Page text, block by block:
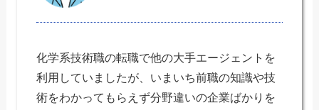
化学系技術職の転職で他の大手エージェントを
利用していましたが、いまいち前職の知識や技
術をわかってもらえず分野違いの企業ばかりを